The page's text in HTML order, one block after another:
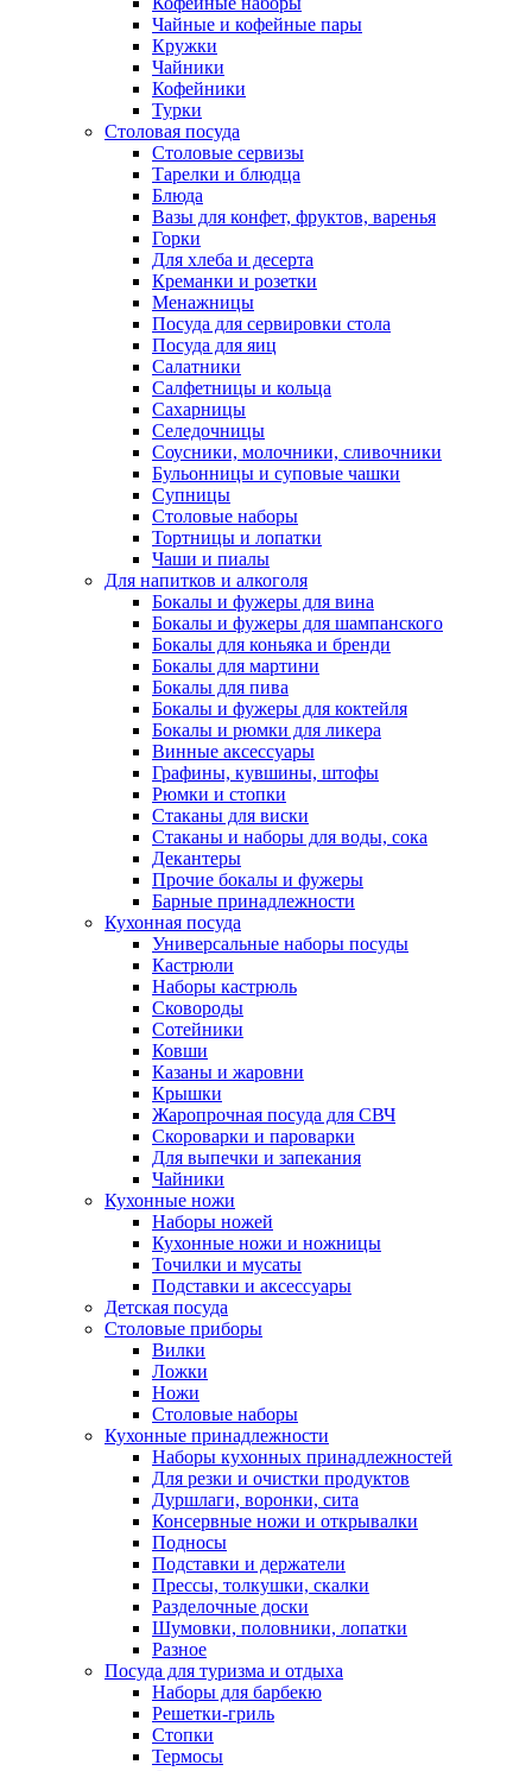
Чайные и кофейные пары
Кружки
Чайники
Кофейники
Турки
Столовая посуда
Столовые сервизы
Тарелки и блюдца
Блюда
Вазы для конфет, фруктов, варенья
Горки
Для хлеба и десерта
Креманки и розетки
Менажницы
Посуда для сервировки стола
Посуда для яиц
Салатники
Салфетницы и кольца
Сахарницы
Селедочницы
Соусники, молочники, сливочники
Бульонницы и суповые чашки
Супницы
Столовые наборы
Тортницы и лопатки
Чаши и пиалы
Для напитков и алкоголя
Бокалы и фужеры для вина
Бокалы и фужеры для шампанского
Бокалы для коньяка и бренди
Бокалы для мартини
Бокалы для пива
Бокалы и фужеры для коктейля
Бокалы и рюмки для ликера
Винные аксессуары
Графины, кувшины, штофы
Рюмки и стопки
Стаканы для виски
Стаканы и наборы для воды, сока
Декантеры
Прочие бокалы и фужеры
Барные принадлежности
Кухонная посуда
Универсальные наборы посуды
Кастрюли
Наборы кастрюль
Сковороды
Сотейники
Ковши
Казаны и жаровни
Крышки
Жаропрочная посуда для СВЧ
Скороварки и пароварки
Для выпечки и запекания
Чайники
Кухонные ножи
Наборы ножей
Кухонные ножи и ножницы
Точилки и мусаты
Подставки и аксессуары
Детская посуда
Столовые приборы
Вилки
Ложки
Ножи
Столовые наборы
Кухонные принадлежности
Наборы кухонных принадлежностей
Для резки и очистки продуктов
Дуршлаги, воронки, сита
Консервные ножи и открывалки
Подносы
Подставки и держатели
Прессы, толкушки, скалки
Разделочные доски
Шумовки, половники, лопатки
Разное
Посуда для туризма и отдыха
Наборы для барбекю
Решетки-гриль
Стопки
Термосы